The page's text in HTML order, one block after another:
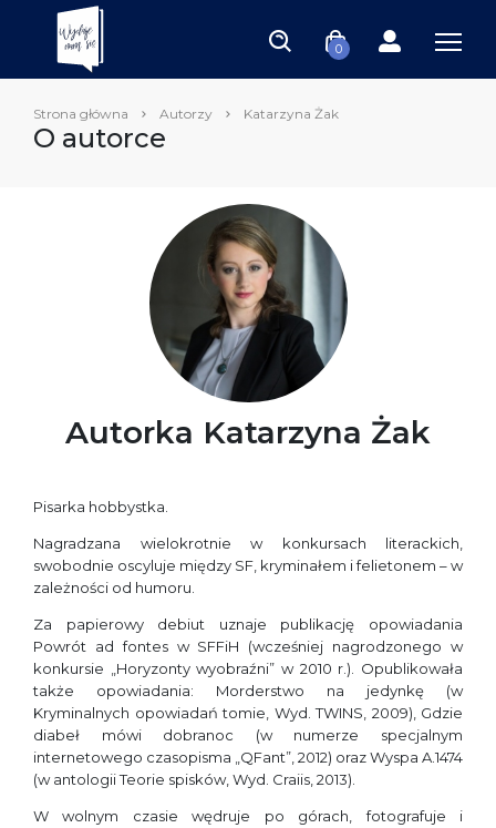
0
Strona główna Autorzy Katarzyna Żak
O autorce
Autorka Katarzyna Żak
Pisarka hobbystka.
Nagradzana wielokrotnie w konkursach literackich,
swobodnie oscyluje między SF, kryminałem i felietonem – w
zależności od humoru.
Za papierowy debiut uznaje publikację opowiadania
Powrót ad fontes w SFFiH (wcześniej nagrodzonego w
konkursie „Horyzonty wyobraźni” w 2010 r.). Opublikowała
także opowiadania: Morderstwo na jedynkę (w
Kryminalnych opowiadań tomie, Wyd. TWINS, 2009), Gdzie
diabeł mówi dobranoc (w numerze specjalnym
internetowego czasopisma „QFant”, 2012) oraz Wyspa A.1474
(w antologii Teorie spisków, Wyd. Craiis, 2013).
W wolnym czasie wędruje po górach, fotografuje i